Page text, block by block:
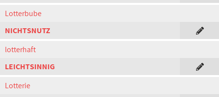
Lotterbube
NICHTSNUTZ
lotterhaft
LEICHTSINNIG
Lotterie